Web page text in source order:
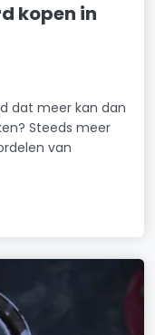
kopen in
dat meer kan dan
Steeds meer
van